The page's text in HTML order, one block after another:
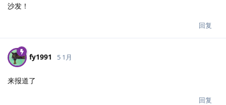
沙发！
回复
fy1991 5 1月
来报道了
回复